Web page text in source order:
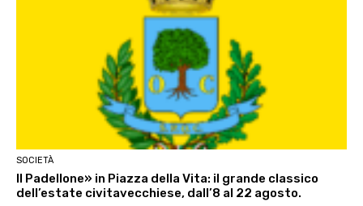
SOCIETÀ
Il Padellone» in Piazza della Vita: il grande classico
dell’estate civitavecchiese, dall’8 al 22 agosto.